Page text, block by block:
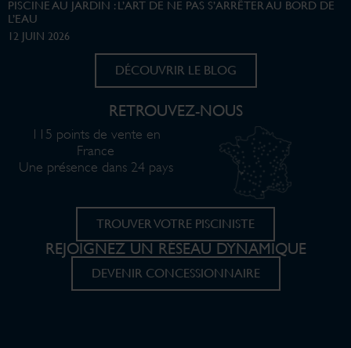
PISCINE AU JARDIN : L’ART DE NE PAS S’ARRÊTER AU BORD DE
L’EAU
12 JUIN 2026
DÉCOUVRIR LE BLOG
RETROUVEZ-NOUS
115 points de vente en
France
Une présence dans 24 pays
TROUVER VOTRE PISCINISTE
REJOIGNEZ UN RÉSEAU DYNAMIQUE
DEVENIR CONCESSIONNAIRE